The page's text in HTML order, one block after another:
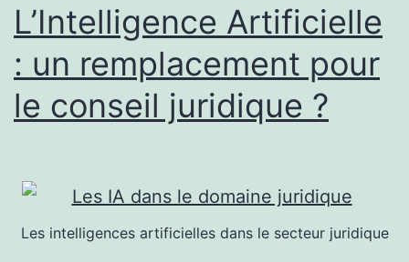
L’Intelligence Artificielle
: un remplacement pour
le conseil juridique ?
Les intelligences artificielles dans le secteur juridique